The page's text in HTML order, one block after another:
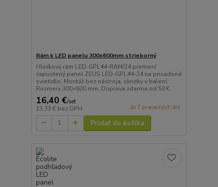
Rám k LED panelu 300x600mm strieborný
Hliníkový rám LED-GPL44-RAM/24 premení
zapustený panel ZEUS LED-GPL44-24 na prisadené
svietidlo. Montáž bez nástroja, skrutky v balení.
Rozmery 300×600 mm. Doprava zdarma od 50 €.
16,40 €/set
13,33 € bez DPH do 7 pracovných dní
Pridať do košíka